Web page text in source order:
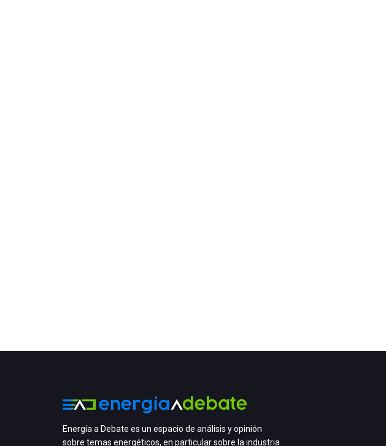
Energía a Debate es un espacio de análisis y opinión
sobre temas energéticos, en particular sobre la industria